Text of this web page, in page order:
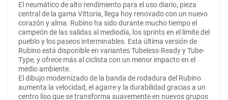
El neumático de alto rendimiento para el uso diario, pieza
central de la gama Vittoria, llega hoy renovado con un nuevo
corazón y alma. Rubino ha sido durante mucho tiempo el
campeón de las salidas al mediodía, los sprints en el límite del
pueblo y los paseos interminables. Esta última versión de
Rubino está disponible en variantes Tubeless-Ready y Tube-
Type, y ofrece más al ciclista con un menor impacto en el
medio ambiente.
El dibujo modernizado de la banda de rodadura del Rubino
aumenta la velocidad, el agarre y la durabilidad gracias a un
centro liso que se transforma suavemente en nuevos grupos